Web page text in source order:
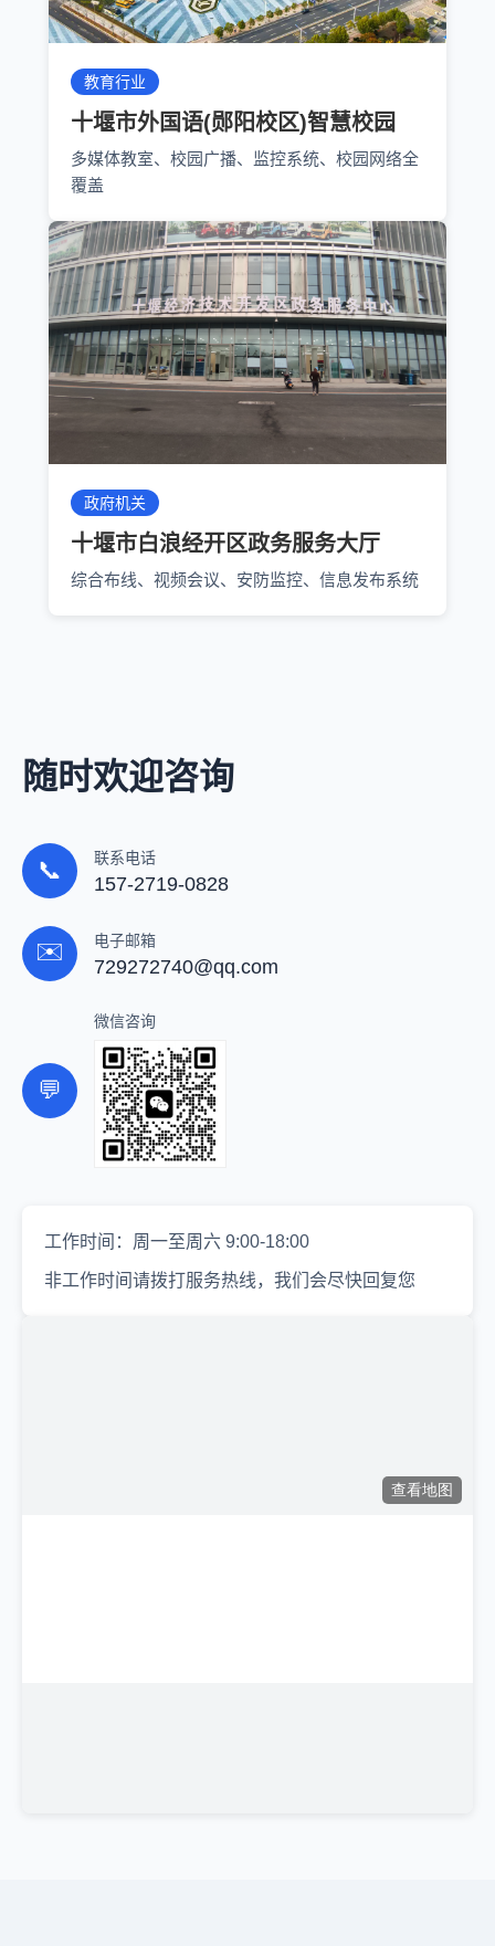
教育行业
十堰市外国语(郧阳校区)智慧校园
多媒体教室、校园广播、监控系统、校园网络全
覆盖
政府机关
十堰市白浪经开区政务服务大厅
综合布线、视频会议、安防监控、信息发布系统
随时欢迎咨询
📞 联系电话
157-2719-0828
✉️ 电子邮箱
729272740@qq.com
💬
微信咨询
工作时间：周一至周六 9:00-18:00
非工作时间请拨打服务热线，我们会尽快回复您